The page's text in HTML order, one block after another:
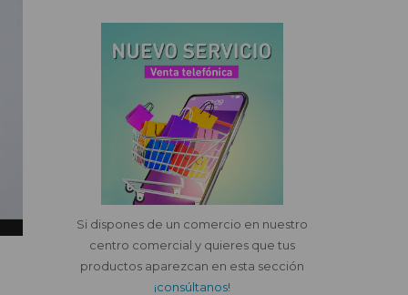
Si dispones de un comercio en nuestro
centro comercial y quieres que tus
productos aparezcan en esta sección
¡consúltanos!